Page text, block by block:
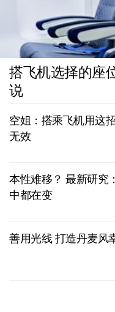
搭飞机选择的座
说
空姐：搭乘飞机用这
无效
本性难移？ 最新研究
中都在变
善用光线 打造丹麦风